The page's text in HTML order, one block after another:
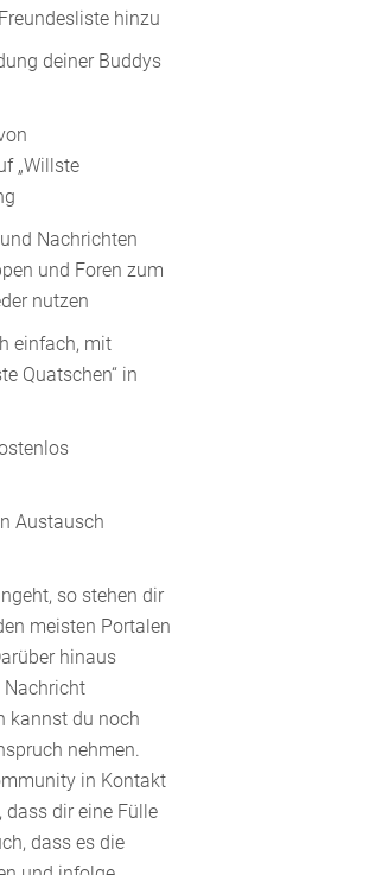
hinzu
deiner Buddys
„Willste
Nachrichten
und Foren zum
nutzen
einfach, mit
Quatschen“ in
Austausch
so stehen dir
meisten Portalen
hinaus
Nachricht
kannst du noch
nehmen.
in Kontakt
dass dir eine Fülle
dass es die